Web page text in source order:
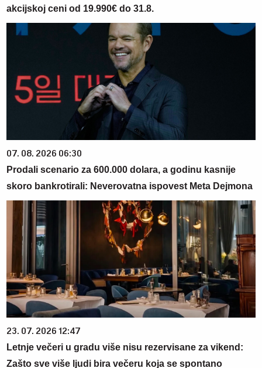
akcijskoj ceni od 19.990€ do 31.8.
07. 08. 2026 06:30
Prodali scenario za 600.000 dolara, a godinu kasnije
skoro bankrotirali: Neverovatna ispovest Meta Dejmona
23. 07. 2026 12:47
Letnje večeri u gradu više nisu rezervisane za vikend:
Zašto sve više ljudi bira večeru koja se spontano